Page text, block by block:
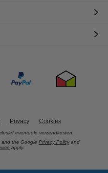
Privacy Cookies
eventuele verzendkosten.
and the Google Privacy Policy and
apply.